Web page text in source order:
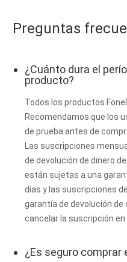
Preguntas
¿Cuánto dura el
producto?
Todos los productos
Recomendamos que los
de prueba antes de
Las suscripciones
de devolución de dinero
están sujetas a una
días y las suscripciones
garantía de devolución de
cancelar la suscripción
¿Es seguro comprar